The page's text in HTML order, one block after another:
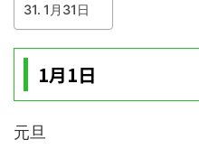
1月31日
1月1日
元旦